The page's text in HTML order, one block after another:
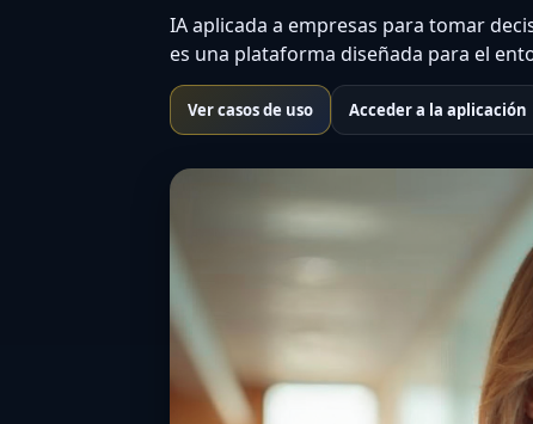
IA aplicada a empresas para tomar
es una plataforma diseñada para el
Ver casos de uso Acceder a la aplicación